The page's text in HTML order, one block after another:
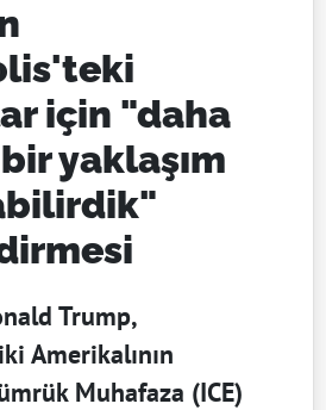
için "daha
yaklaşım
Trump,
Amerikalının
Muhafaza (ICE)